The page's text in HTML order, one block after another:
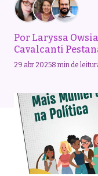
Por Laryssa
Cavalcanti
29 abr 20258 min de